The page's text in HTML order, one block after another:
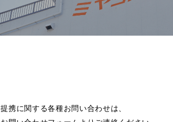
提携に関する各種お問い合わせは、